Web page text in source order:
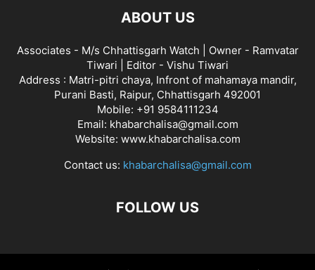
ABOUT US
Associates - M/s Chhattisgarh Watch | Owner - Ramvatar
Tiwari | Editor - Vishu Tiwari
Address : Matri-pitri chaya, Infront of mahamaya mandir,
Purani Basti, Raipur, Chhattisgarh 492001
Mobile: +91 9584111234
Email: khabarchalisa@gmail.com
Website: www.khabarchalisa.com
Contact us: khabarchalisa@gmail.com
FOLLOW US